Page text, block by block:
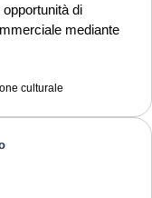
di
mediante
per immaginare
culturale